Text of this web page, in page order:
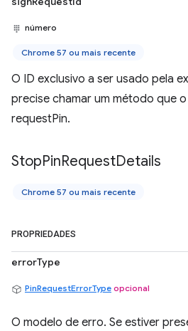
número
Chrome 57 ou mais recente
O ID exclusivo a ser usado pela
precise chamar um método que
requestPin.
StopPinRequestDetails
Chrome 57 ou mais recente
PROPRIEDADES
errorType
PinRequestErrorType opcional
O modelo de erro. Se estiver